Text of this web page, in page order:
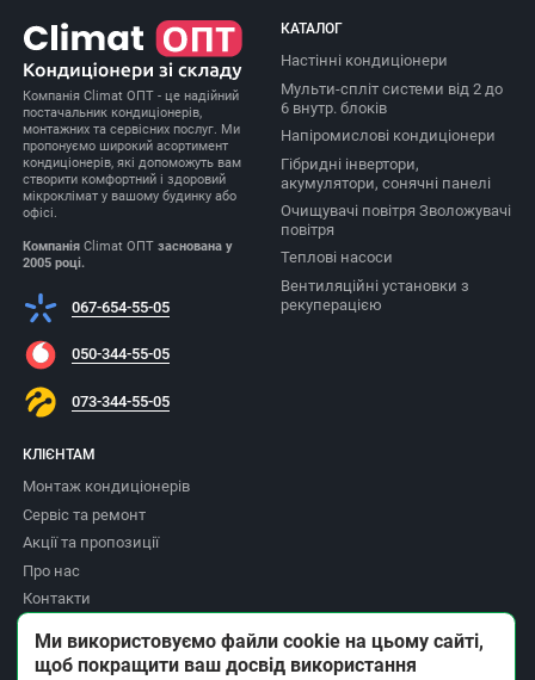
Компанія Climat ОПТ - це надійний
постачальник кондиціонерів,
монтажних та сервісних послуг. Ми
пропонуємо широкий асортимент
кондиціонерів, які допоможуть вам
створити комфортний і здоровий
мікроклімат у вашому будинку або
офісі.
Компанія Climat ОПТзаснована у
2005 році.
067-654-55-05
050-344-55-05
073-344-55-05
КАТАЛОГ
Настінні кондиціонери
Мульти-спліт системи від 2 до
6 внутр. блоків
Напіромислові кондиціонери
Гібридні інвертори,
акумулятори, сонячні панелі
Очищувачі повітря Зволожувачі
повітря
Теплові насоси
Вентиляційні установки з
рекуперацією
КЛІЄНТАМ
Монтаж кондиціонерів
Сервіс та ремонт
Акції та пропозиції
Про нас
Контакти
Повернення товару
Ми використовуємо файли cookie на цьому сайті,
щоб покращити ваш досвід використання